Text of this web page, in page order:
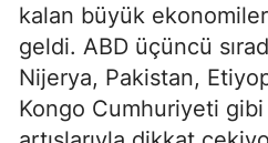
kalan büyük
geldi. ABD üçüncü
Nijerya, Pakistan,
Kongo Cumhuriyeti gibi